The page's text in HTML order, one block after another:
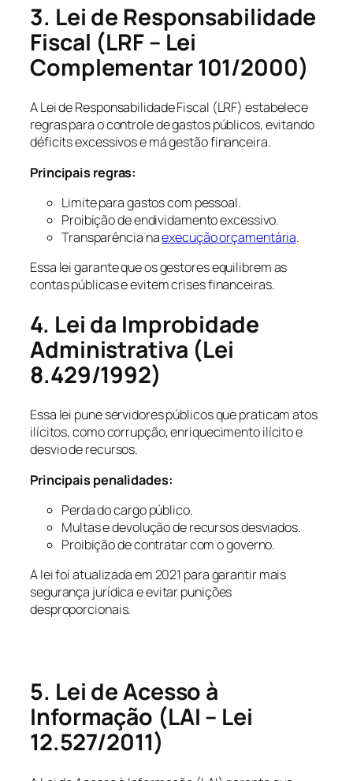
3. Lei de Responsabilidade
Fiscal (LRF – Lei
Complementar 101/2000)
A Lei de Responsabilidade Fiscal (LRF) estabelece
regras para o controle de gastos públicos, evitando
déficits excessivos e má gestão financeira.
Principais regras:
Limite para gastos com pessoal.
Proibição de endividamento excessivo.
Transparência naexecução orçamentária.
Essa lei garante que os gestores equilibrem as
contas públicas e evitem crises financeiras.
4. Lei da Improbidade
Administrativa (Lei
8.429/1992)
Essa lei pune servidores públicos que praticam atos
ilícitos, como corrupção, enriquecimento ilícito e
desvio de recursos.
Principais penalidades:
Perda do cargo público.
Multas e devolução de recursos desviados.
Proibição de contratar com o governo.
A lei foi atualizada em 2021 para garantir mais
segurança jurídica e evitar punições
desproporcionais.
5. Lei de Acesso à
Informação (LAI – Lei
12.527/2011)